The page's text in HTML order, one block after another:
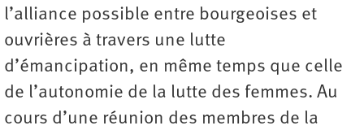
l’alliance possible entre bourgeoises et
ouvrières à travers une lutte
d’émancipation, en même temps que celle
de l’autonomie de la lutte des femmes. Au
cours d’une réunion des membres de la